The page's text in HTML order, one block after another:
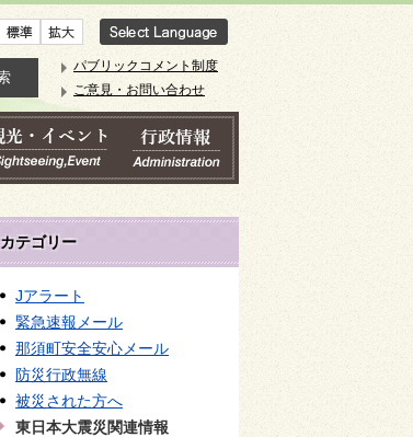
文字サイズ
パブリックコメント制度
ご意見・お問い合わせ
カテゴリー
Jアラート
緊急速報メール
那須町安全安心メール
防災行政無線
被災された方へ
東日本大震災関連情報